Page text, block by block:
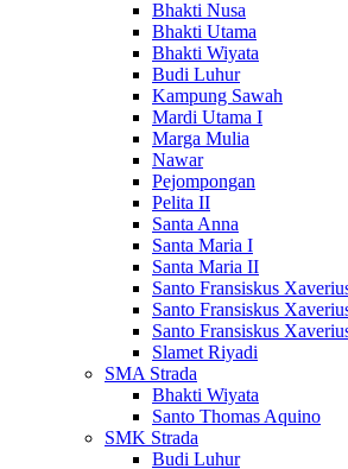
Bhakti Nusa
Bhakti Utama
Bhakti Wiyata
Budi Luhur
Kampung Sawah
Mardi Utama I
Marga Mulia
Nawar
Pejompongan
Pelita II
Santa Anna
Santa Maria I
Santa Maria II
Santo Fransiskus
Santo Fransiskus
Santo Fransiskus
Slamet Riyadi
SMA Strada
Bhakti Wiyata
Santo Thomas Aquino
SMK Strada
Budi Luhur